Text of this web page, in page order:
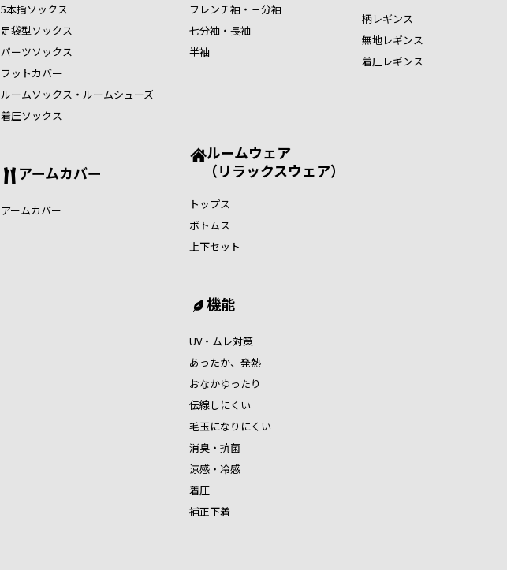
5本指ソックス
足袋型ソックス
パーツソックス
フットカバー
ルームソックス・ルームシューズ
着圧ソックス
アームカバー
アームカバー
フレンチ袖・三分袖
七分袖・長袖
半袖
柄レギンス
無地レギンス
着圧レギンス
ルームウェア
（リラックスウェア）
トップス
ボトムス
上下セット
機能
UV・ムレ対策
あったか、発熱
おなかゆったり
伝線しにくい
毛玉になりにくい
消臭・抗菌
涼感・冷感
着圧
補正下着